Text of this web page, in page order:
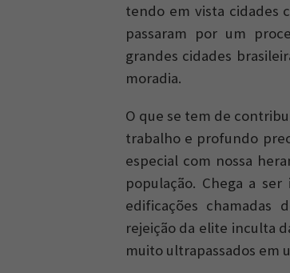
tendo em vista cidades
passaram por um
grandes cidades
moradia.
O que se tem de
trabalho e profundo
especial com nossa
população. Chega a
edificações chamadas
rejeição da elite inculta
muito ultrapassados em